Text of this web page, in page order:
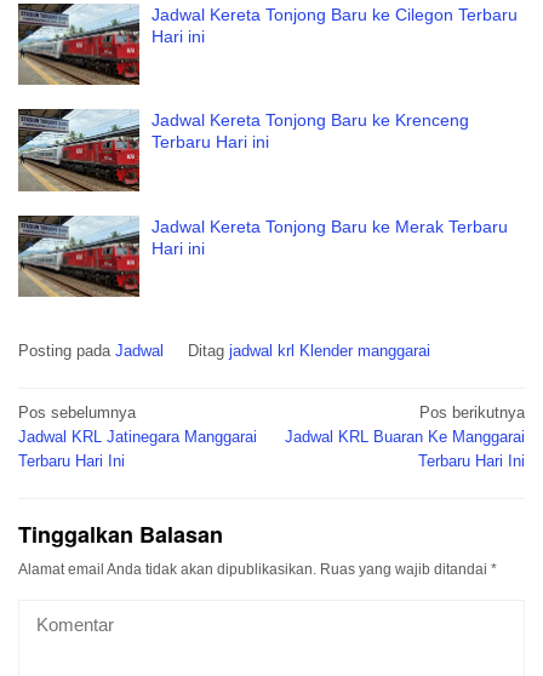
Jadwal Kereta Tonjong Baru ke Cilegon Terbaru
Hari ini
Jadwal Kereta Tonjong Baru ke Krenceng
Terbaru Hari ini
Jadwal Kereta Tonjong Baru ke Merak Terbaru
Hari ini
Posting pada Jadwal Ditag jadwal krl Klender manggarai
Navigasi
pos
Pos sebelumnya
Jadwal KRL Jatinegara Manggarai
Terbaru Hari Ini
Pos berikutnya
Jadwal KRL Buaran Ke Manggarai
Terbaru Hari Ini
Tinggalkan Balasan
Alamat email Anda tidak akan dipublikasikan. Ruas yang wajib ditandai *